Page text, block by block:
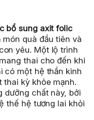
bổ sung axit folic
quà đầu tiên và
yêu. Một lộ trình
thai cho đến khi
có một hệ thần kinh
kỳ khỏe mạnh.
dưỡng chất này, bởi
thế hệ tương lai khỏi